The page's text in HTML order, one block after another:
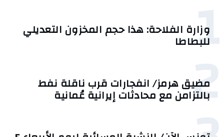
1
وزارة الفلاحة: هذا حجم المخزون التعديلي
للبطاطا
2
مضيق هرمز/ انفجارات قرب ناقلة نفط
بالتزامن مع محادثات إيرانية عُمانية